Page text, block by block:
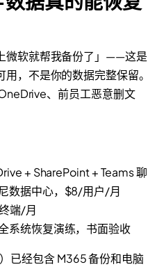
微软就帮我备份了」——这是
，不是你的数据完整保留。
、前员工恶意删文
+ SharePoint + Teams 聊
数据中心，$8/用户/月
端/月
系统恢复演练，书面验收
已经包含 M365 备份和电脑